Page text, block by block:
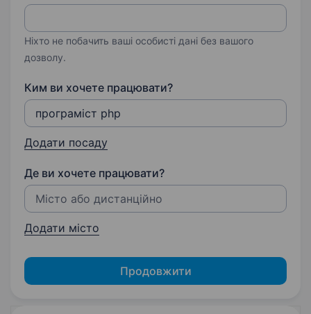
Ніхто не побачить ваші особисті дані без вашого
дозволу.
Ким ви хочете працювати?
Додати посаду
Де ви хочете працювати?
Додати місто
Продовжити